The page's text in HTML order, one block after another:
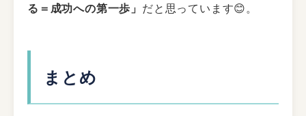
る＝成功への第一歩」 だと思っています😊。
まとめ